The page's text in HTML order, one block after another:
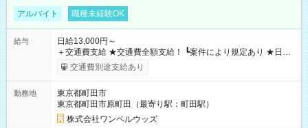
アルバイト 職種未経験OK
給与
日給13,000円～
＋交通費支給 ★交通費全額支給！ ┗案件により規定あり ★日払
いOK！（規定あり） ┗働いたその日に現金GET♪ お仕事後はコ
ンビニATMから 日払い分を引き落とせます！ 【試用期間】試
交通費別途支給あり
勤務地
東京都町田市
東京都町田市原町田（最寄り駅：町田駅）
株式会社ワンベルウッズ